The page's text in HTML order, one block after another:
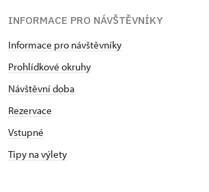
INFORMACE PRO NÁVŠTĚVNÍKY
Informace pro návštěvníky
Prohlídkové okruhy
Návštěvní doba
Rezervace
Vstupné
Tipy na výlety